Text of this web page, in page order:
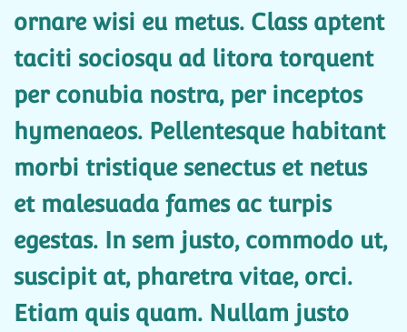
ornare wisi eu metus. Class aptent
taciti sociosqu ad litora torquent
per conubia nostra, per inceptos
hymenaeos. Pellentesque habitant
morbi tristique senectus et netus
et malesuada fames ac turpis
egestas. In sem justo, commodo ut,
suscipit at, pharetra vitae, orci.
Etiam quis quam. Nullam justo